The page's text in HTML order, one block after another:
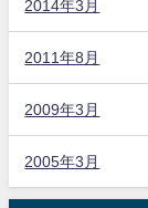
2014年3月
2011年8月
2009年3月
2005年3月